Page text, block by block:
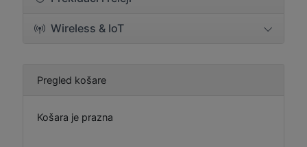
Wireless & IoT
Pregled košare
Košara je prazna